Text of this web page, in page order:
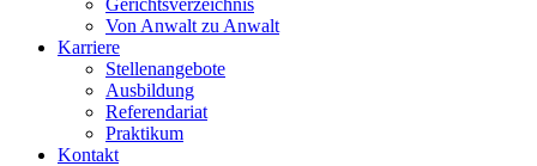
Gerichtsverzeichnis
Von Anwalt zu Anwalt
Karriere
Stellenangebote
Ausbildung
Referendariat
Praktikum
Kontakt